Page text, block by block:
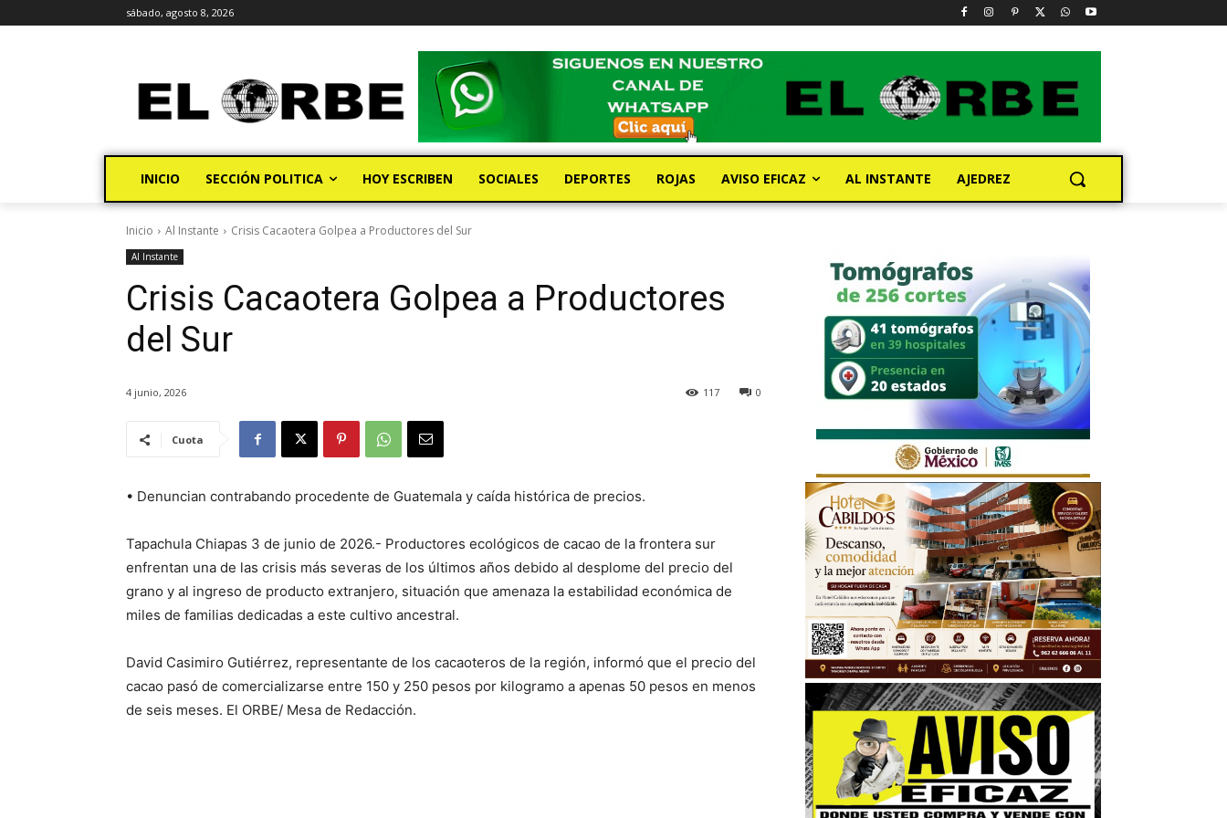
sábado, agosto 8, 2026
INICIO SECCIÓN POLITICA HOY ESCRIBEN SOCIALES DEPORTES ROJAS AVISO EFICAZ AL INSTANTE AJEDREZ
Inicio Al Instante Crisis Cacaotera Golpea a Productores del Sur
Al Instante
Crisis Cacaotera Golpea a Productores
del Sur
4 junio, 2026 0
117
Cuota
• Denuncian contrabando procedente de Guatemala y caída histórica de precios.
Tapachula Chiapas 3 de junio de 2026.- Productores ecológicos de cacao de la frontera sur
enfrentan una de las crisis más severas de los últimos años debido al desplome del precio del
grano y al ingreso de producto extranjero, situación que amenaza la estabilidad económica de
miles de familias dedicadas a este cultivo ancestral.
David Casimiro Gutiérrez, representante de los cacaoteros de la región, informó que el precio del
cacao pasó de comercializarse entre 150 y 250 pesos por kilogramo a apenas 50 pesos en menos
de seis meses. El ORBE/ Mesa de Redacción.